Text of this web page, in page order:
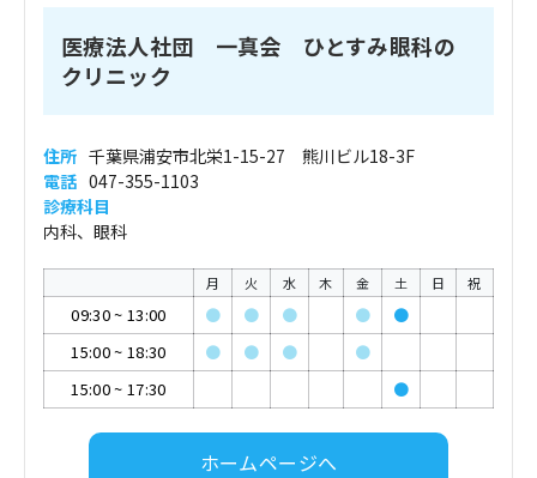
医療法人社団 一真会 ひとすみ眼科の
クリニック
住所 千葉県浦安市北栄1-15-27 熊川ビル18-3F
電話 047-355-1103
診療科目
内科、眼科
月 火 水 木 金 土 日 祝
09:30~ 13:00 ● ● ● ●
●
15:00~ 18:30 ● ● ●
●
15:00~ 17:30 ●
ホームページへ